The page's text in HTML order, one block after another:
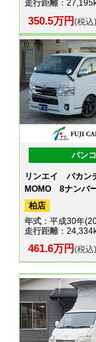
走行距離：
350.5万円(税込)
バン
リンエイ バカン
MOMO 8ナンバ
柏店
年式 ：平成30年
走行距離：
461.6万円(税込)